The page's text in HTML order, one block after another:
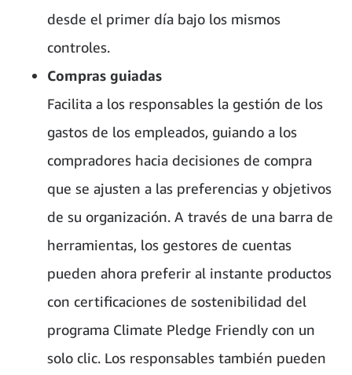
desde el primer día bajo los mismos
controles.
Compras guiadas
Facilita a los responsables la gestión de los
gastos de los empleados, guiando a los
compradores hacia decisiones de compra
que se ajusten a las preferencias y objetivos
de su organización. A través de una barra de
herramientas, los gestores de cuentas
pueden ahora preferir al instante productos
con certificaciones de sostenibilidad del
programa Climate Pledge Friendly con un
solo clic. Los responsables también pueden